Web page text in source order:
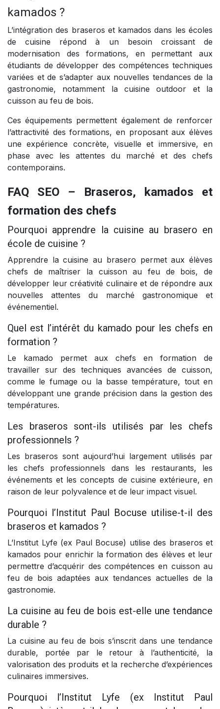
kamados ?
L’intégration des braseros et kamados dans les écoles
de cuisine répond à un besoin croissant de
modernisation des formations, en permettant aux
étudiants de développer des compétences techniques
variées et de s’adapter aux nouvelles tendances de la
gastronomie, notamment la cuisine outdoor et la
cuisson au feu de bois.
Ces équipements permettent également de renforcer
l’attractivité des formations, en proposant aux élèves
une expérience concrète, visuelle et immersive, en
phase avec les attentes du marché et des chefs
contemporains.
FAQ SEO – Braseros, kamados et
formation des chefs
Pourquoi apprendre la cuisine au brasero en
école de cuisine ?
Apprendre la cuisine au brasero permet aux élèves
chefs de maîtriser la cuisson au feu de bois, de
développer leur créativité culinaire et de répondre aux
nouvelles attentes du marché gastronomique et
événementiel.
Quel est l’intérêt du kamado pour les chefs en
formation ?
Le kamado permet aux chefs en formation de
travailler sur des techniques avancées de cuisson,
comme le fumage ou la basse température, tout en
développant une grande précision dans la gestion des
températures.
Les braseros sont-ils utilisés par les chefs
professionnels ?
Les braseros sont aujourd’hui largement utilisés par
les chefs professionnels dans les restaurants, les
événements et les concepts de cuisine extérieure, en
raison de leur polyvalence et de leur impact visuel.
Pourquoi l’Institut Paul Bocuse utilise-t-il des
braseros et kamados ?
L’Institut Lyfe (ex Paul Bocuse) utilise des braseros et
kamados pour enrichir la formation des élèves et leur
permettre d’acquérir des compétences en cuisson au
feu de bois adaptées aux tendances actuelles de la
gastronomie.
La cuisine au feu de bois est-elle une tendance
durable ?
La cuisine au feu de bois s’inscrit dans une tendance
durable, portée par le retour à l’authenticité, la
valorisation des produits et la recherche d’expériences
culinaires immersives.
Pourquoi l’Institut Lyfe (ex Institut Paul